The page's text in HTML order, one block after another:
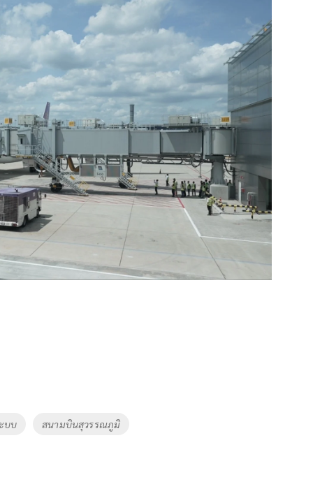
บบ สนามบินสุวรรณภูมิ